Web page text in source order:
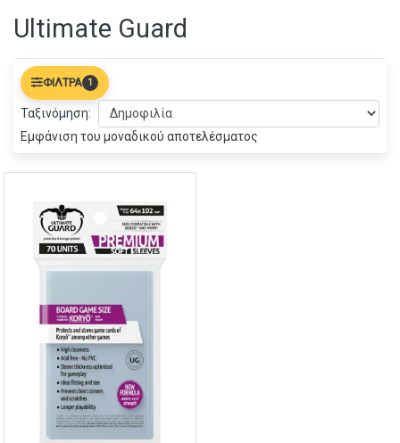
Ultimate Guard
Εμφάνιση του μοναδικού αποτελέσματος
ΦΊΛΤΡΑ 1
Ταξινόμηση: